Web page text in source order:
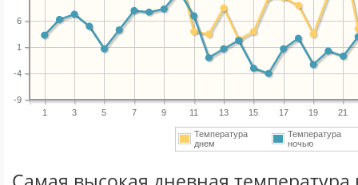
1 3 5 7 9 11 13 15 17 19 21
-9
-4
1
6
Температура
днем
Температура
ночью